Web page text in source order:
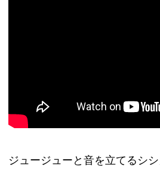
ジュージューと音を立てるシシ